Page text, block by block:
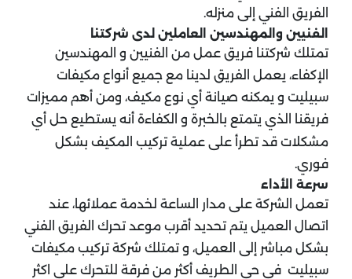
الفريق الفني إلى منزله.
الفنيين والمهندسين العاملين لدى شركتنا
تمتلك شركتنا فريق عمل من الفنيين و المهندسين
الإكفاء، يعمل الفريق لدينا مع جميع أنواع مكيفات
سبيليت و يمكنه صيانة أي نوع مكيف، ومن أهم مميزات
فريقنا الذي يتمتع بالخبرة و الكفاءة أنه يستطيع حل أي
مشكلات قد تطرأ على عملية تركيب المكيف بشكل
فوري.
سرعة الأداء
تعمل الشركة على مدار الساعة لخدمة عملائها، عند
اتصال العميل يتم تحديد أقرب موعد تحرك الفريق الفني
بشكل مباشر إلى العميل، و تمتلك شركة تركيب مكيفات
سبيليت في حي الطريف أكثر من فرقة للتحرك على اكثر